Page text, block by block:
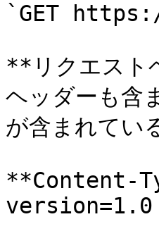
`GET
**リクエス
ヘッダーも含
が含まれてい
**Content-
version=1.0